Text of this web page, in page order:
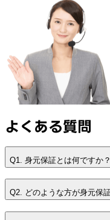
よくある質問
Q1. 身元保証とは何ですか？
Q2. どのような方が身元保